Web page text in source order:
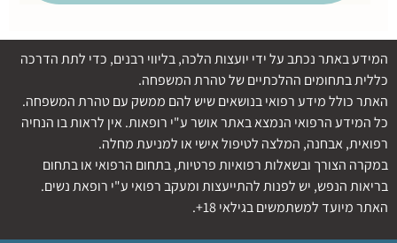
המידע באתר נכתב על ידי יועצות הלכה, בליווי רבנים, כדי לתת הדרכה
כללית בתחומים ההלכתיים של טהרת המשפחה.
האתר כולל מידע רפואי בנושאים שיש להם ממשק עם טהרת המשפחה.
כל המידע הרפואי הנמצא באתר אושר ע"י רופאות. אין לראות בו הנחיה
רפואית, אבחנה, המלצה לטיפול אישי או למניעת מחלה.
במקרה הצורך ובשאלות רפואיות פרטיות, בתחום הרפואי או בתחום
בריאות הנפש, יש לפנות להתייעצות ומעקב רפואי ע"י רופאת נשים.
האתר מיועד למשתמשים בגילאי 18+.